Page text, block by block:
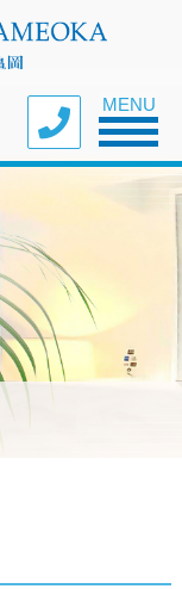
Toggle
MENU